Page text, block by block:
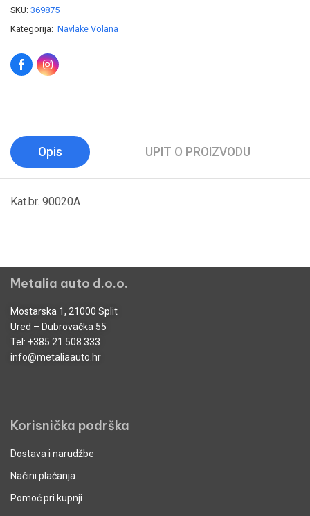
SKU: 369875
Kategorija: Navlake Volana
Opis UPIT O PROIZVODU
Kat.br. 90020A
Metalia auto d.o.o.
Mostarska 1, 21000 Split
Ured – Dubrovačka 55
Tel: +385 21 508 333
info@metaliaauto.hr
Korisnička podrška
Dostava i narudžbe
Načini plaćanja
Pomoć pri kupnji